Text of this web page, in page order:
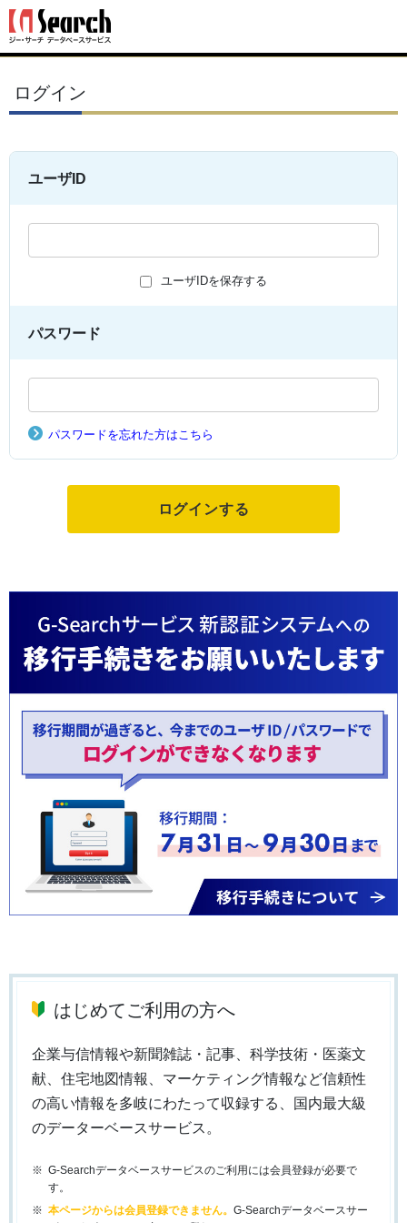
ログイン
ユーザID
ユーザIDを保存する
パスワード
パスワードを忘れた方はこちら
はじめてご利用の方へ
企業与信情報や新聞雑誌・記事、科学技術・医薬文
献、住宅地図情報、マーケティング情報など信頼性
の高い情報を多岐にわたって収録する、国内最大級
のデーターベースサービス。
G-Searchデータベースサービスのご利用には会員登録が必要で
す。
本ページからは会員登録できません。 G-Searchデータベースサー